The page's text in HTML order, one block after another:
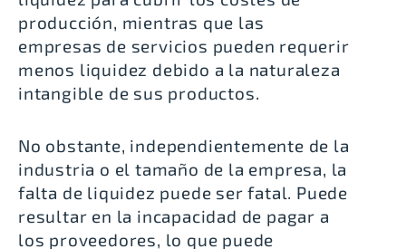
producción, mientras que las
empresas de servicios pueden requerir
menos liquidez debido a la naturaleza
intangible de sus productos.
No obstante, independientemente de la
industria o el tamaño de la empresa, la
falta de liquidez puede ser fatal. Puede
resultar en la incapacidad de pagar a
los proveedores, lo que puede